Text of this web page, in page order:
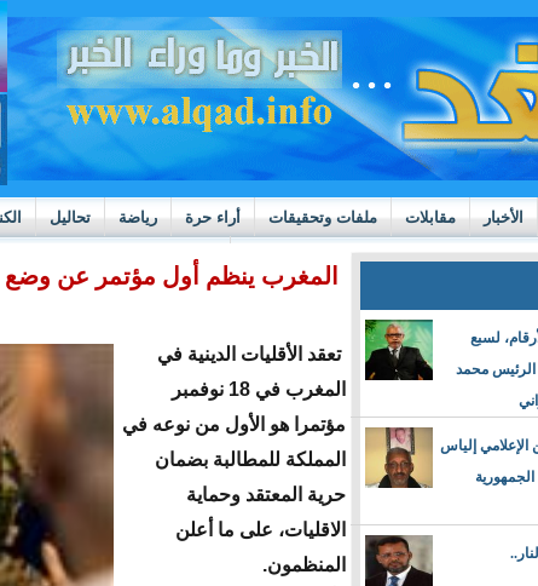
الأخبار مقابلات ملفات وتحقيقات أراء حرة رياضة تحاليل
https://m.youtube.com/ بوادر ثورة داخل قطاع العدالة في
لسبع
محمد
إلياس
المغرب ينظم أول مؤتمر عن وضع
تعقد الأقليات الدينية في
المغرب في 18 نوفمبر
مؤتمرا هو الأول من نوعه في
المملكة للمطالبة بضمان
حرية المعتقد وحماية
الاقليات، على ما أعلن
المنظمون.